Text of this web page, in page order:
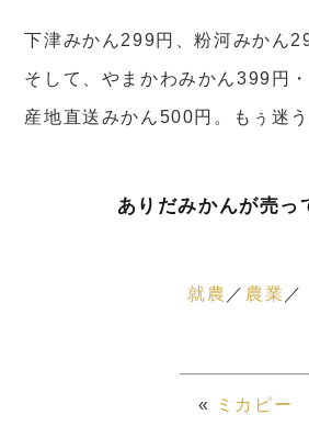
下津みかん299円、粉河みかん
そして、やまかわみかん399円・
産地直送みかん500円。もぅ迷う
ありだみかんが売っ
就農 農業
« ミカピー